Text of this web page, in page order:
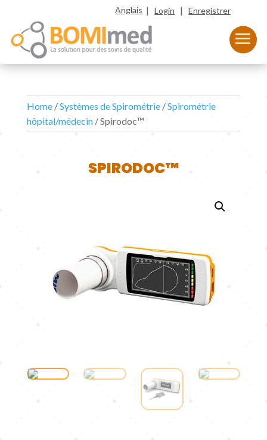
Anglais |Login |Enregistrer
Home/Systèmes de Spirométrie/Spirométrie
hôpital/médecin/ Spirodoc™
SPIRODOC™